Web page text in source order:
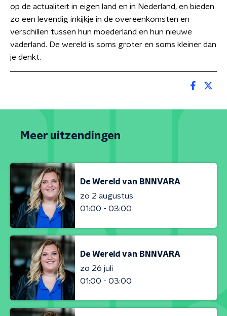
op de actualiteit in eigen land en in Nederland, en bieden
zo een levendig inkijkje in de overeenkomsten en
verschillen tussen hun moederland en hun nieuwe
vaderland. De wereld is soms groter en soms kleiner dan
je denkt.
Meer uitzendingen
De Wereld van BNNVARA
zo 2 augustus
01:00 - 03:00
De Wereld van BNNVARA
zo 26 juli
01:00 - 03:00